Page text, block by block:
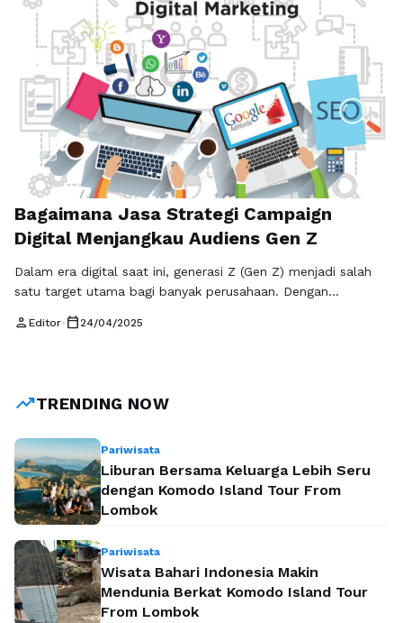
Bagaimana Jasa Strategi Campaign
Digital Menjangkau Audiens Gen Z
Dalam era digital saat ini, generasi Z (Gen Z) menjadi salah
satu target utama bagi banyak perusahaan. Dengan
menarik perhatian mereka memerlukan pendekatan yang
muda …Baca Selengkapnya
person Editor• calendar_today 24/04/2025
trending_upTRENDING NOW
Pariwisata
Liburan Bersama Keluarga Lebih Seru
dengan Komodo Island Tour From
Lombok
Pariwisata
Wisata Bahari Indonesia Makin
Mendunia Berkat Komodo Island Tour
From Lombok